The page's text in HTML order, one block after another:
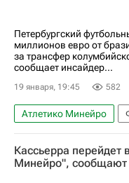
РПЛ 2026-2027
Петербургский
миллионов евро от
за трансфер
сообщает инсайдер...
19 января, 19:45 582
Атлетико Минейро
Матео Кассьерра
РПЛ 2026-2027
Кассьерра перейдет
Минейро",